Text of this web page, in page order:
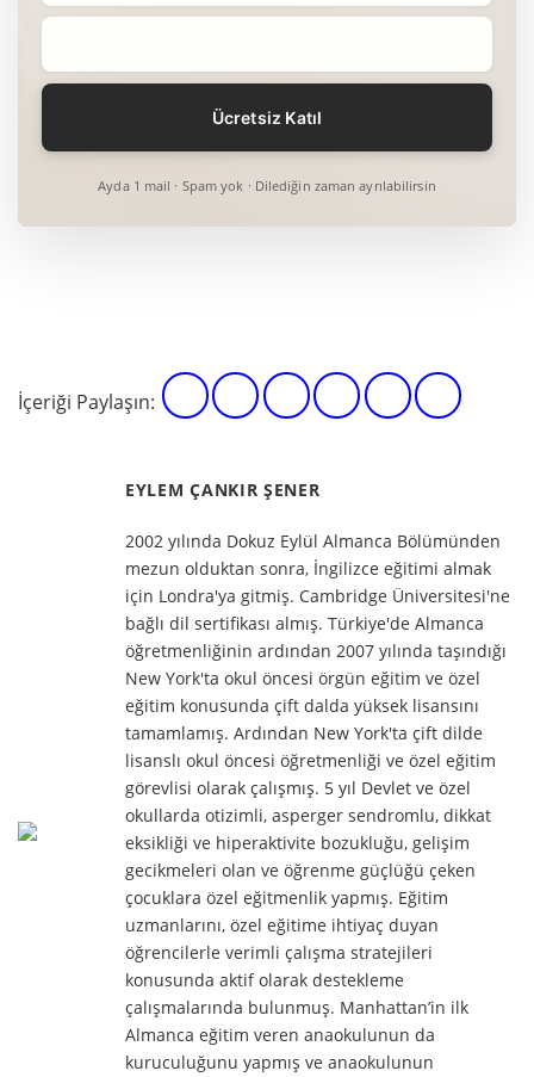
Ayda 1 mail · Spam yok · Dilediğin zaman ayrılabilirsin
İçeriği Paylaşın:
EYLEM ÇANKIR ŞENER
2002 yılında Dokuz Eylül Almanca Bölümünden
mezun olduktan sonra, İngilizce eğitimi almak
için Londra'ya gitmiş. Cambridge Üniversitesi'ne
bağlı dil sertifikası almış. Türkiye'de Almanca
öğretmenliğinin ardından 2007 yılında taşındığı
New York'ta okul öncesi örgün eğitim ve özel
eğitim konusunda çift dalda yüksek lisansını
tamamlamış. Ardından New York'ta çift dilde
lisanslı okul öncesi öğretmenliği ve özel eğitim
görevlisi olarak çalışmış. 5 yıl Devlet ve özel
okullarda otizimli, asperger sendromlu, dikkat
eksikliği ve hiperaktivite bozukluğu, gelişim
gecikmeleri olan ve öğrenme güçlüğü çeken
çocuklara özel eğitmenlik yapmış. Eğitim
uzmanlarını, özel eğitime ihtiyaç duyan
öğrencilerle verimli çalışma stratejileri
konusunda aktif olarak destekleme
çalışmalarında bulunmuş. Manhattan’in ilk
Almanca eğitim veren anaokulunun da
kuruculuğunu yapmış ve anaokulunun